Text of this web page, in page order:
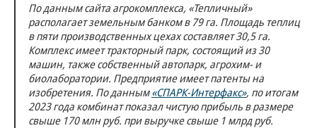
По данным сайта агрокомплекса, «Тепличный»
располагает земельным банком в 79 га. Площадь теплиц
в пяти производственных цехах составляет 30,5 га.
Комплекс имеет тракторный парк, состоящий из 30
машин, также собственный автопарк, агрохим- и
биолаборатории. Предприятие имеет патенты на
изобретения. По данным«СПАРК-Интерфакс», по итогам
2023 года комбинат показал чистую прибыль в размере
свыше 170 млн руб. при выручке свыше 1 млрд руб.